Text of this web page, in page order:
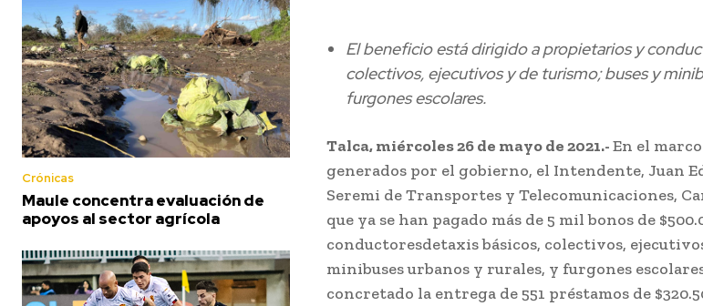
Crónicas
Maule concentra evaluación de
apoyos al sector agrícola
El beneficio está dirigido a propietarios y
colectivos, ejecutivos y de turismo; buses y
furgones escolares.
Talca,miércoles 26 de mayo de 2021.-En el
generados por el gobierno, el Intendente, Juan
Seremi de Transportes y Telecomunicaciones,
que ya se han pagado más de 5 mil bonos de
conductoresdetaxis básicos, colectivos,
minibuses urbanos y rurales, y furgones
concretado la entrega de 551 préstamos de